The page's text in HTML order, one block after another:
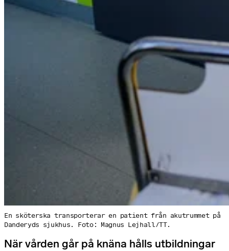
En sköterska transporterar en patient från akutrummet på
Danderyds sjukhus. Foto: Magnus Lejhall/TT.
När vården går på knäna hålls utbildningar